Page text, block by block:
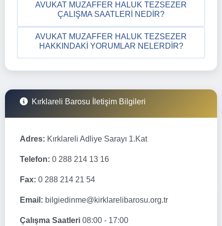
AVUKAT MUZAFFER HALUK TEZSEZER
ÇALIŞMA SAATLERI NEDIR?
AVUKAT MUZAFFER HALUK TEZSEZER
HAKKINDAKI YORUMLAR NELERDIR?
Kırklareli Barosu İletişim Bilgileri
Adres: Kırklareli Adliye Sarayı 1.Kat
Telefon: 0 288 214 13 16
Fax: 0 288 214 21 54
Email: bilgiedinme@kirklarelibarosu.org.tr
Çalışma Saatleri 08:00 - 17:00